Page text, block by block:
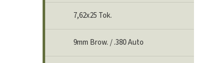
7,62x25 Tok.
9mm Brow. / .380 Auto